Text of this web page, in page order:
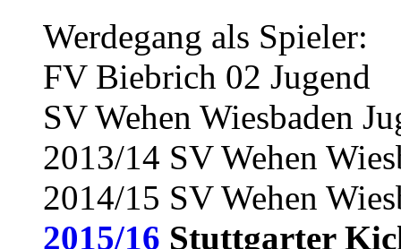
Werdegang als Spieler:
FV Biebrich 02 Jugend
SV Wehen Wiesbaden
2013/14 SV Wehen
2014/15 SV Wehen
2015/16 Stuttgarter